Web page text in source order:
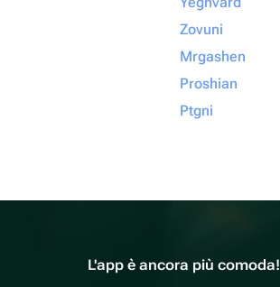
Zovuni
Mrgashen
Proshian
Ptgni
L'app è ancora più comoda!